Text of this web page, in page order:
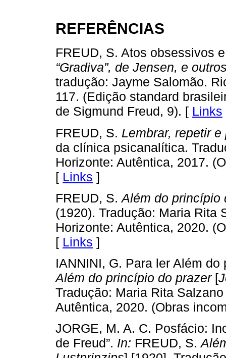
REFERÊNCIAS
FREUD, S. Atos obsessivos
“Gradiva”, de Jensen, e
tradução: Jayme Salomão.
117. (Edição standard
de Sigmund Freud, 9). [ Links
FREUD, S. Lembrar, repetir e
da clínica psicanalítica.
Horizonte: Autêntica, 2017.
[ Links ]
FREUD, S.Além do princípio
(1920). Tradução: Maria Rita
Horizonte: Autêntica, 2020.
[ Links ]
IANNINI, G. Para ler Além
Além do princípio do prazer[
Tradução: Maria Rita
Autêntica, 2020. (Obras
JORGE, M. A. C. Posfácio:
de Freud”. In: FREUD, S.